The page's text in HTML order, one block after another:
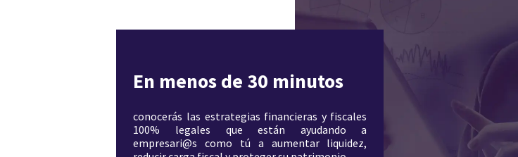
En menos de 30 minutos
conocerás las estrategias financieras y fiscales
100% legales que están ayudando a
empresari@s como tú a aumentar liquidez,